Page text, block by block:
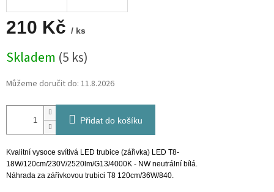
210 Kč / ks
cena:
Skladem (5 ks)
Můžeme doručit do: 11.8.2026
Přidat do košíku
Kvalitní vysoce svítivá LED trubice (zářivka) LED T8-
18W/120cm/230V/2520lm/G13/4000K - NW neutrální bílá.
Náhrada za zářivkovou trubici T8 120cm/36W/840.